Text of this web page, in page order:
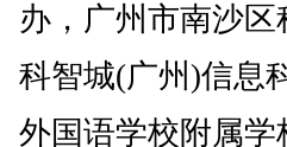
办，广州市南沙
科智城(广州)信息
外国语学校附属学